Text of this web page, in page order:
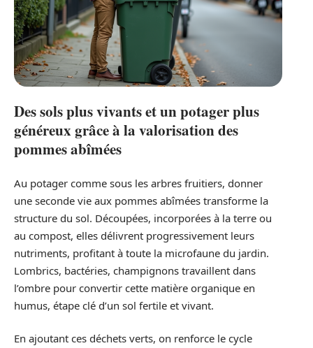
Des sols plus vivants et un potager plus
généreux grâce à la valorisation des
pommes abîmées
Au potager comme sous les arbres fruitiers, donner
une seconde vie aux pommes abîmées transforme la
structure du sol. Découpées, incorporées à la terre ou
au compost, elles délivrent progressivement leurs
nutriments, profitant à toute la microfaune du jardin.
Lombrics, bactéries, champignons travaillent dans
l’ombre pour convertir cette matière organique en
humus, étape clé d’un sol fertile et vivant.
En ajoutant ces déchets verts, on renforce le cycle